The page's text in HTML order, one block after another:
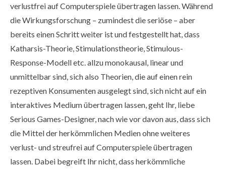
verlustfrei auf Computerspiele übertragen lassen. Während
die Wirkungsforschung – zumindest die seriöse – aber
bereits einen Schritt weiter ist und festgestellt hat, dass
Katharsis-Theorie, Stimulationstheorie, Stimulous-
Response-Modell etc. allzu monokausal, linear und
unmittelbar sind, sich also Theorien, die auf einen rein
rezeptiven Konsumenten ausgelegt sind, sich nicht auf ein
interaktives Medium übertragen lassen, geht Ihr, liebe
Serious Games-Designer, nach wie vor davon aus, dass sich
die Mittel der herkömmlichen Medien ohne weiteres
verlust- und streufrei auf Computerspiele übertragen
lassen. Dabei begreift Ihr nicht, dass herkömmliche